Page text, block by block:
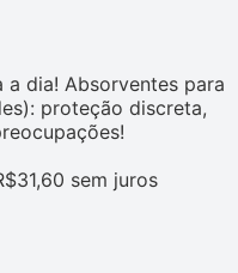
dia! Absorventes para
proteção discreta,
sem juros